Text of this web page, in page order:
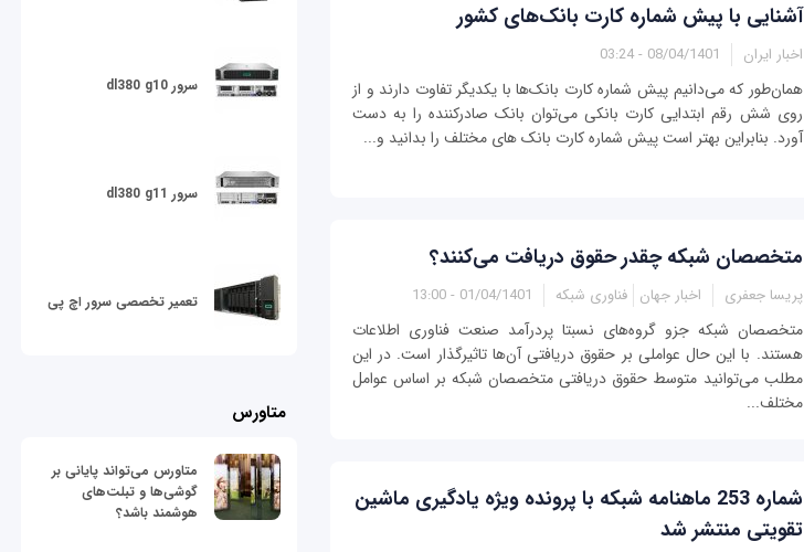
آشنایی با پیش شماره‌ کارت‌ بانک‌های کشور
اخبار ایران 08/04/1401 - 03:24
همان‌طور که می‌دانیم پیش شماره کارت بانک‌ها با یکدیگر تفاوت دارند و از
روی شش رقم ابتدایی کارت بانکی می‌توان بانک صادرکننده را به دست
آورد. بنابراین بهتر است پیش شماره کارت بانک های مختلف را بدانید و...
متخصصان شبکه چقدر حقوق دریافت می‌کنند؟
پریسا جعفری اخبار جهان فناوری شبکه 01/04/1401 - 13:00
متخصصان شبکه جزو گروه‌های نسبتا پردرآمد صنعت فناوری اطلاعات
هستند. با این حال عواملی بر حقوق دریافتی آن‌ها تاثیرگذار است. در این
مطلب می‌توانید متوسط حقوق دریافتی متخصصان شبکه بر اساس عوامل
مختلف...
شماره 253 ماهنامه شبکه با پرونده ویژه یادگیری ماشین
تقویتی منتشر شد
سرور dl380 g10
سرور dl380 g11
تعمیر تخصصی سرور اچ پی
متاورس
متاورس می‌تواند پایانی بر
گوشی‌ها و تبلت‌های
هوشمند باشد؟